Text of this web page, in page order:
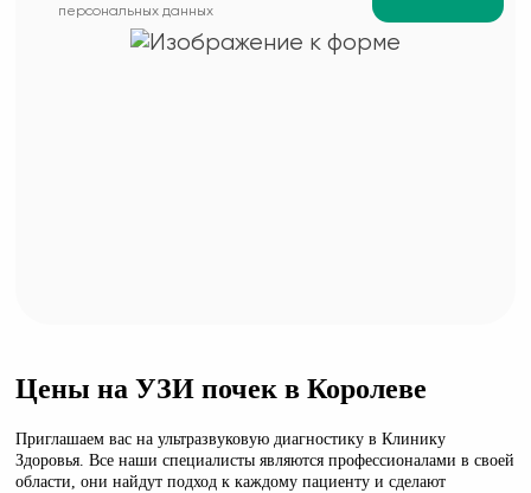
персональных данных
Цены на УЗИ почек в Королеве
Приглашаем вас на ультразвуковую диагностику в Клинику
Здоровья. Все наши специалисты являются профессионалами в своей
области, они найдут подход к каждому пациенту и сделают